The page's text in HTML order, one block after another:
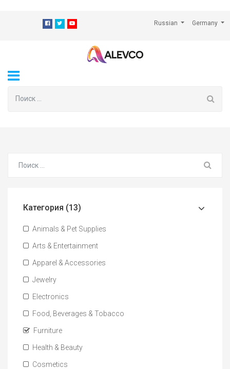
Russian Germany
Категория (13)
Animals & Pet Supplies
Arts & Entertainment
Apparel & Accessories
Jewelry
Electronics
Food, Beverages & Tobacco
Furniture
Health & Beauty
Cosmetics